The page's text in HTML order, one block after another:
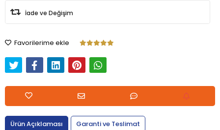
İade ve Değişim
Favorilerime ekle
Ürün Açıklaması
Garanti ve Teslimat